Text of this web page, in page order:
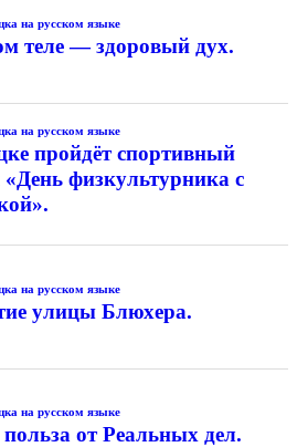
на русском языке
теле — здоровый дух.
на русском языке
пройдёт спортивный
физкультурника с
на русском языке
улицы Блюхера.
на русском языке
от Реальных дел.